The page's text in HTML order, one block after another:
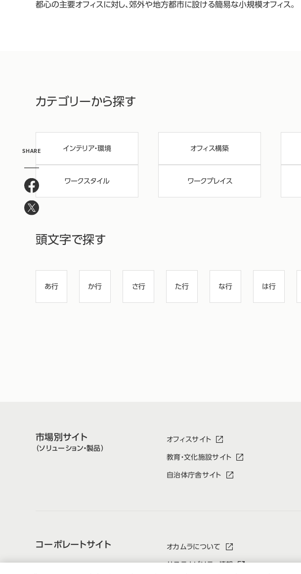
都心の主要オフィスに対し、郊外や地方都市に設ける簡易な小規模オフィス。
カテゴリーから探す
インテリア・環境 オフィス構築
ワークスタイル ワークプレイス
頭文字で探す
あ行 か行 さ行 た行 な行 は行
SHARE
市場別サイト
（ソリューション・製品）
オフィスサイト
教育・文化施設サイト
自治体庁舎サイト
コーポレートサイト オカムラについて
サステナビリティ情報